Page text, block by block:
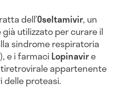
dell’Oseltamivir, un
utilizzato per curare il
sindrome respiratoria
e i farmaci Lopinavire
appartenente
delle proteasi.